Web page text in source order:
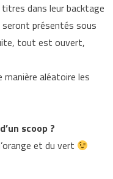
dans leur backtage
seront présentés sous
tout est ouvert,
manière aléatoire les
scoop ?
et du vert